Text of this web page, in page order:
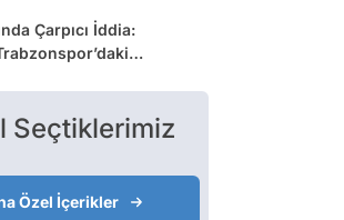
Çarpıcı İddia:
Seçtiklerimiz
Özel İçerikler